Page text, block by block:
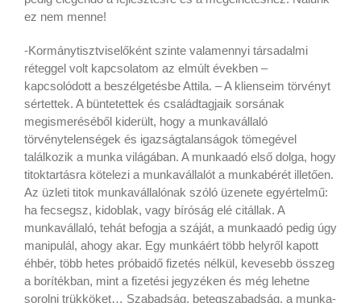
ez nem menne!
-Kormánytisztviselőként szinte valamennyi társadalmi
réteggel volt kapcsolatom az elmúlt években –
kapcsolódott a beszélgetésbe Attila. – A klienseim törvényt
sértettek. A büntetettek és családtagjaik sorsának
megismeréséből kiderült, hogy a munkavállaló
törvénytelenségek és igazságtalanságok tömegével
találkozik a munka világában. A munkaadó első dolga, hogy
titoktartásra kötelezi a munkavállalót a munkabérét illetően.
Az üzleti titok munkavállalónak szóló üzenete egyértelmű:
ha fecsegsz, kidoblak, vagy bíróság elé citállak. A
munkavállaló, tehát befogja a száját, a munkaadó pedig úgy
manipulál, ahogy akar. Egy munkáért több helyről kapott
éhbér, több hetes próbaidő fizetés nélkül, kevesebb összeg
a borítékban, mint a fizetési jegyzéken és még lehetne
sorolni trükköket… Szabadság, betegszabadság, a munka-